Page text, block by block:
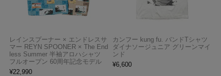
レインスプーナー × エンドレスサ
マー REYN SPOONER × The End
less Summer 半袖アロハシャツ
フルオープン 60周年記念モデル
¥22,990
カンフー kung fu. バンドTシャツ
ダイナソージュニア グリーンマイ
ンド
¥6,600